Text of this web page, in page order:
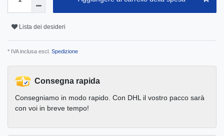
Lista dei desideri
* IVA inclusa escl. Spedizione
Consegna rapida
Consegniamo in modo rapido. Con DHL il vostro pacco sarà
con voi in breve tempo!